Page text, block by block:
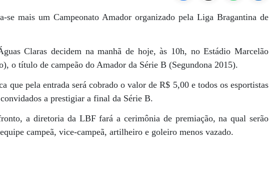
se mais um Campeonato Amador organizado pela Liga Bragantina de
Claras decidem na manhã de hoje, às 10h, no Estádio Marcelão
o título de campeão do Amador da Série B (Segundona 2015).
que pela entrada será cobrado o valor de R$ 5,00 e todos os esportistas
a prestigiar a final da Série B.
a diretoria da LBF fará a cerimônia de premiação, na qual serão
campeã, vice-campeã, artilheiro e goleiro menos vazado.